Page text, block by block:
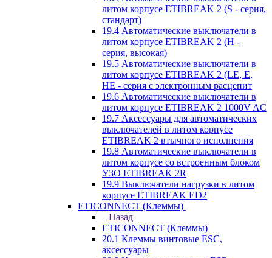
литом корпусе ETIBREAK 2 (S - серия,
стандарт)
19.4 Автоматические выключатели в
литом корпусе ETIBREAK 2 (H -
серия, высокая)
19.5 Автоматические выключатели в
литом корпусе ETIBREAK 2 (LE, E,
HE - серия с электронным расцепит
19.6 Автоматические выключатели в
литом корпусе ETIBREAK 2 1000V AC
19.7 Аксессуары для автоматических
выключателей в литом корпусе
ETIBREAK 2 втычного исполнения
19.8 Автоматические выключатели в
литом корпусе со встроенным блоком
УЗО ETIBREAK 2R
19.9 Выключатели нагрузки в литом
корпусе ETIBREAK ED2
ETICONNECT (Клеммы)
Назад
ETICONNECT (Клеммы)
20.1 Клеммы винтовые ESC,
аксессуары